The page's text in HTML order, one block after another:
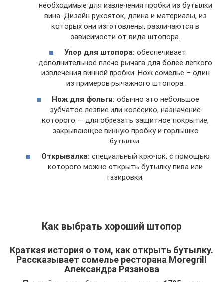
необходимые для извлечения пробки из бутылки
вина. Дизайн рукояток, длина и материалы, из
которых они изготовлены, различаются в
зависимости от вида штопора.
Упор для штопора: обеспечивает
дополнительное плечо рычага для более лёгкого
извлечения винной пробки. Нож сомелье – один
из примеров рычажного штопора.
Нож для фольги: обычно это небольшое
зубчатое лезвие или колёсико, назначение
которого — для обрезать защитное покрытие,
закрывающее винную пробку и горлышко
бутылки.
Открывалка: специальный крючок, с помощью
которого можно открыть бутылку пива или
газировки.
Как выбрать хороший штопор
Краткая история о том, как открыть бутылку.
Рассказывает сомелье ресторана Moregrill
Александра Рязанова